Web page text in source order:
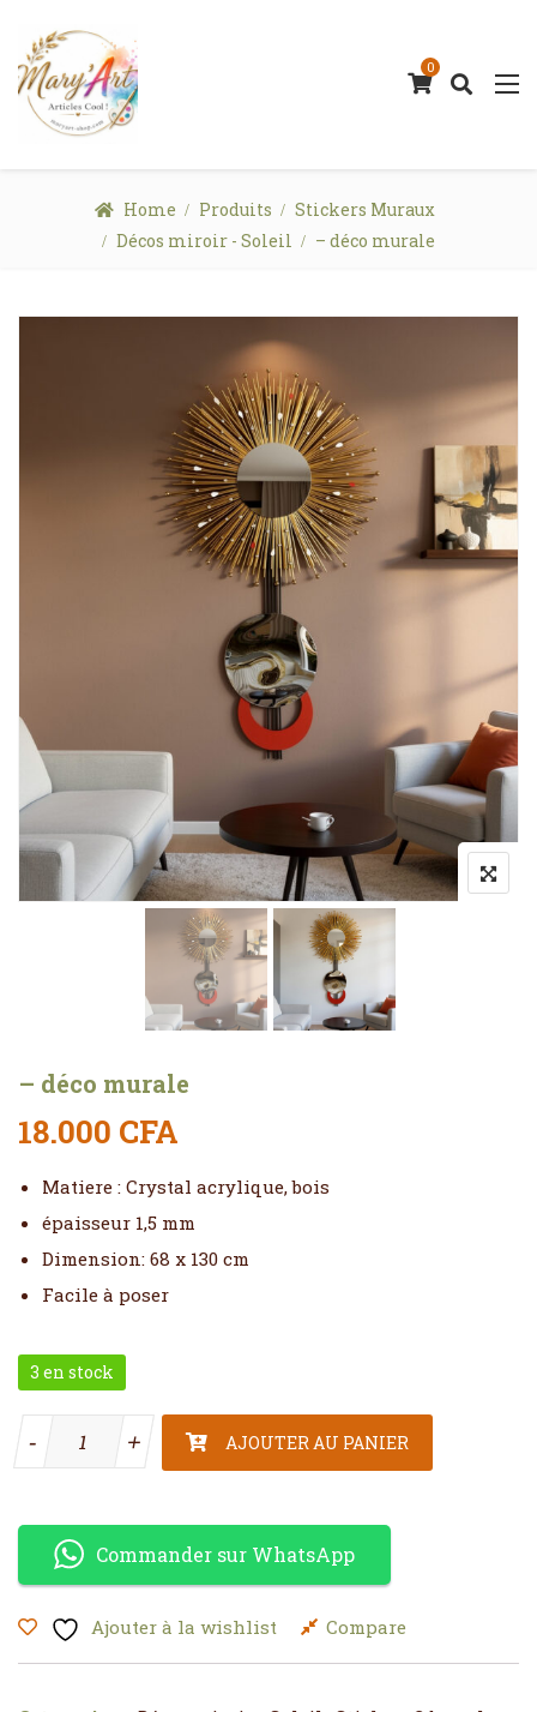
0
Home Produits
Stickers Muraux
Décos miroir - Soleil
– déco murale
– déco murale
18.000 CFA
Matiere : Crystal acrylique, bois
épaisseur 1,5 mm
Dimension: 68 x 130 cm
Facile à poser
3 en stock
quantité de - déco murale
+
- +
- AJOUTER AU PANIER
Commander sur WhatsApp
Ajouter à la wishlist Compare